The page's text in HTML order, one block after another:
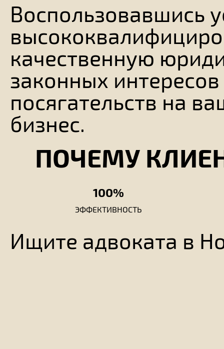
Воспользовавшись
качественную
законных
посягательств на
бизнес.
ПОЧЕМУ
100%
ЭФФЕКТИВНОСТЬ
Ищите адвоката в